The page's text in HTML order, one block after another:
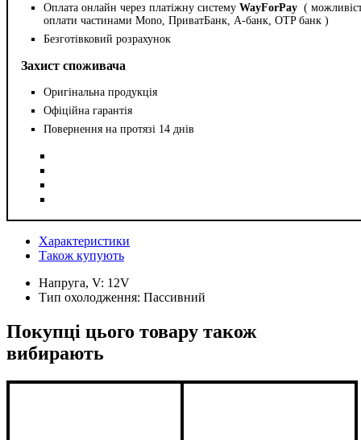
Оплата онлайн через платіжну систему WayForPay (
оплати частинами Mono, ПриватБанк, А-банк, OTP банк )
Безготівковий розрахунок
Захист споживача
Оригінальна продукція
Офіційна гарантія
Повернення на протязі 14 днів
Характеристики
Також купують
Напруга, V: 12V
Тип охолодження: Пассивний
Покупці цього товару також
вибирають